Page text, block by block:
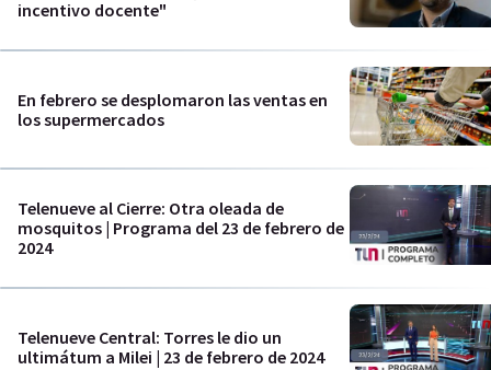
incentivo docente"
En febrero se desplomaron las ventas en
los supermercados
Telenueve al Cierre: Otra oleada de
mosquitos | Programa del 23 de febrero de
2024
Telenueve Central: Torres le dio un
ultimátum a Milei | 23 de febrero de 2024